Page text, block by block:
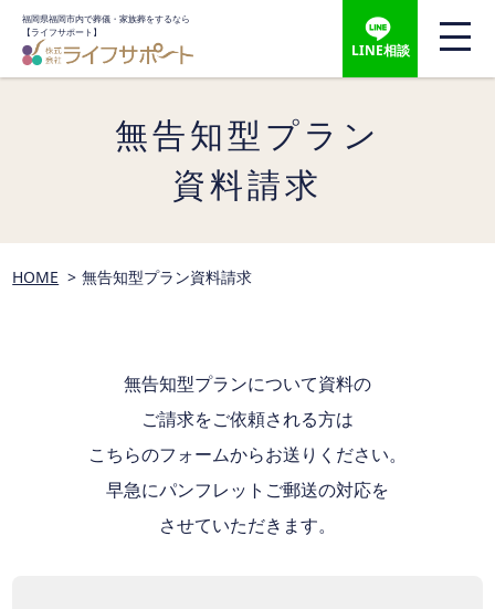
福岡県福岡市内で葬儀・家族葬をするなら
【ライフサポート】
LINE相談
無告知型プラン
資料請求
HOME 無告知型プラン資料請求
無告知型プランについて資料の
ご請求をご依頼される方は
こちらのフォームからお送りください。
早急にパンフレットご郵送の対応を
させていただきます。